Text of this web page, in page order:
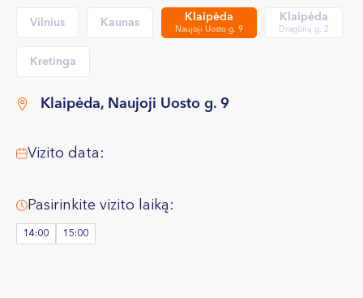
Vilnius Kaunas Klaipėda
Naujoji Uosto g. 9
Klaipėda
Dragūnų g. 2
Kretinga
Klaipėda, Naujoji Uosto g. 9